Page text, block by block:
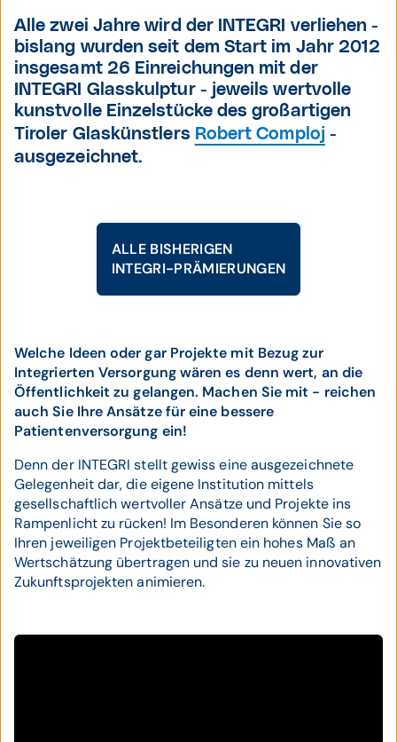
Alle zwei Jahre wird der INTEGRI verliehen -
bislang wurden seit dem Start im Jahr 2012
insgesamt 26 Einreichungen mit der
INTEGRI Glasskulptur - jeweils wertvolle
kunstvolle Einzelstücke des großartigen
Tiroler Glaskünstlers Robert Comploj -
ausgezeichnet.
ALLE BISHERIGEN
INTEGRI-PRÄMIERUNGEN
Welche Ideen oder gar Projekte mit Bezug zur
Integrierten Versorgung wären es denn wert, an die
Öffentlichkeit zu gelangen. Machen Sie mit - reichen
auch Sie Ihre Ansätze für eine bessere
Patientenversorgung ein!
Denn der INTEGRI stellt gewiss eine ausgezeichnete
Gelegenheit dar, die eigene Institution mittels
gesellschaftlich wertvoller Ansätze und Projekte ins
Rampenlicht zu rücken! Im Besonderen können Sie so
Ihren jeweiligen Projektbeteiligten ein hohes Maß an
Wertschätzung übertragen und sie zu neuen innovativen
Zukunftsprojekten animieren.